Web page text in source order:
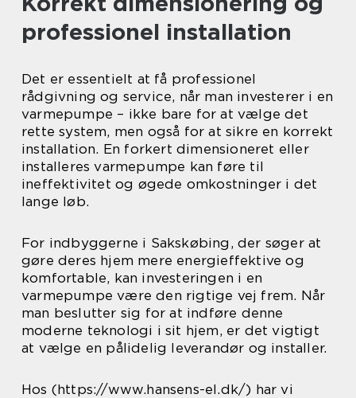
professionel installation
Det er essentielt at få professionel
rådgivning og service, når man investerer i en
varmepumpe – ikke bare for at vælge det
rette system, men også for at sikre en korrekt
installation. En forkert dimensioneret eller
installeres varmepumpe kan føre til
ineffektivitet og øgede omkostninger i det
lange løb.
For indbyggerne i Sakskøbing, der søger at
gøre deres hjem mere energieffektive og
komfortable, kan investeringen i en
varmepumpe være den rigtige vej frem. Når
man beslutter sig for at indføre denne
moderne teknologi i sit hjem, er det vigtigt
at vælge en pålidelig leverandør og installer.
Hos (https://www.hansens-el.dk/) har vi